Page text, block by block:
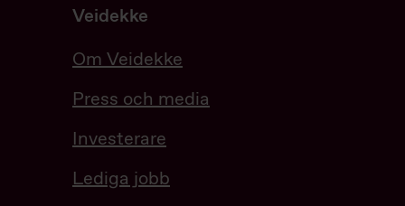
Veidekke
Om Veidekke
Press och media
Investerare
Lediga jobb